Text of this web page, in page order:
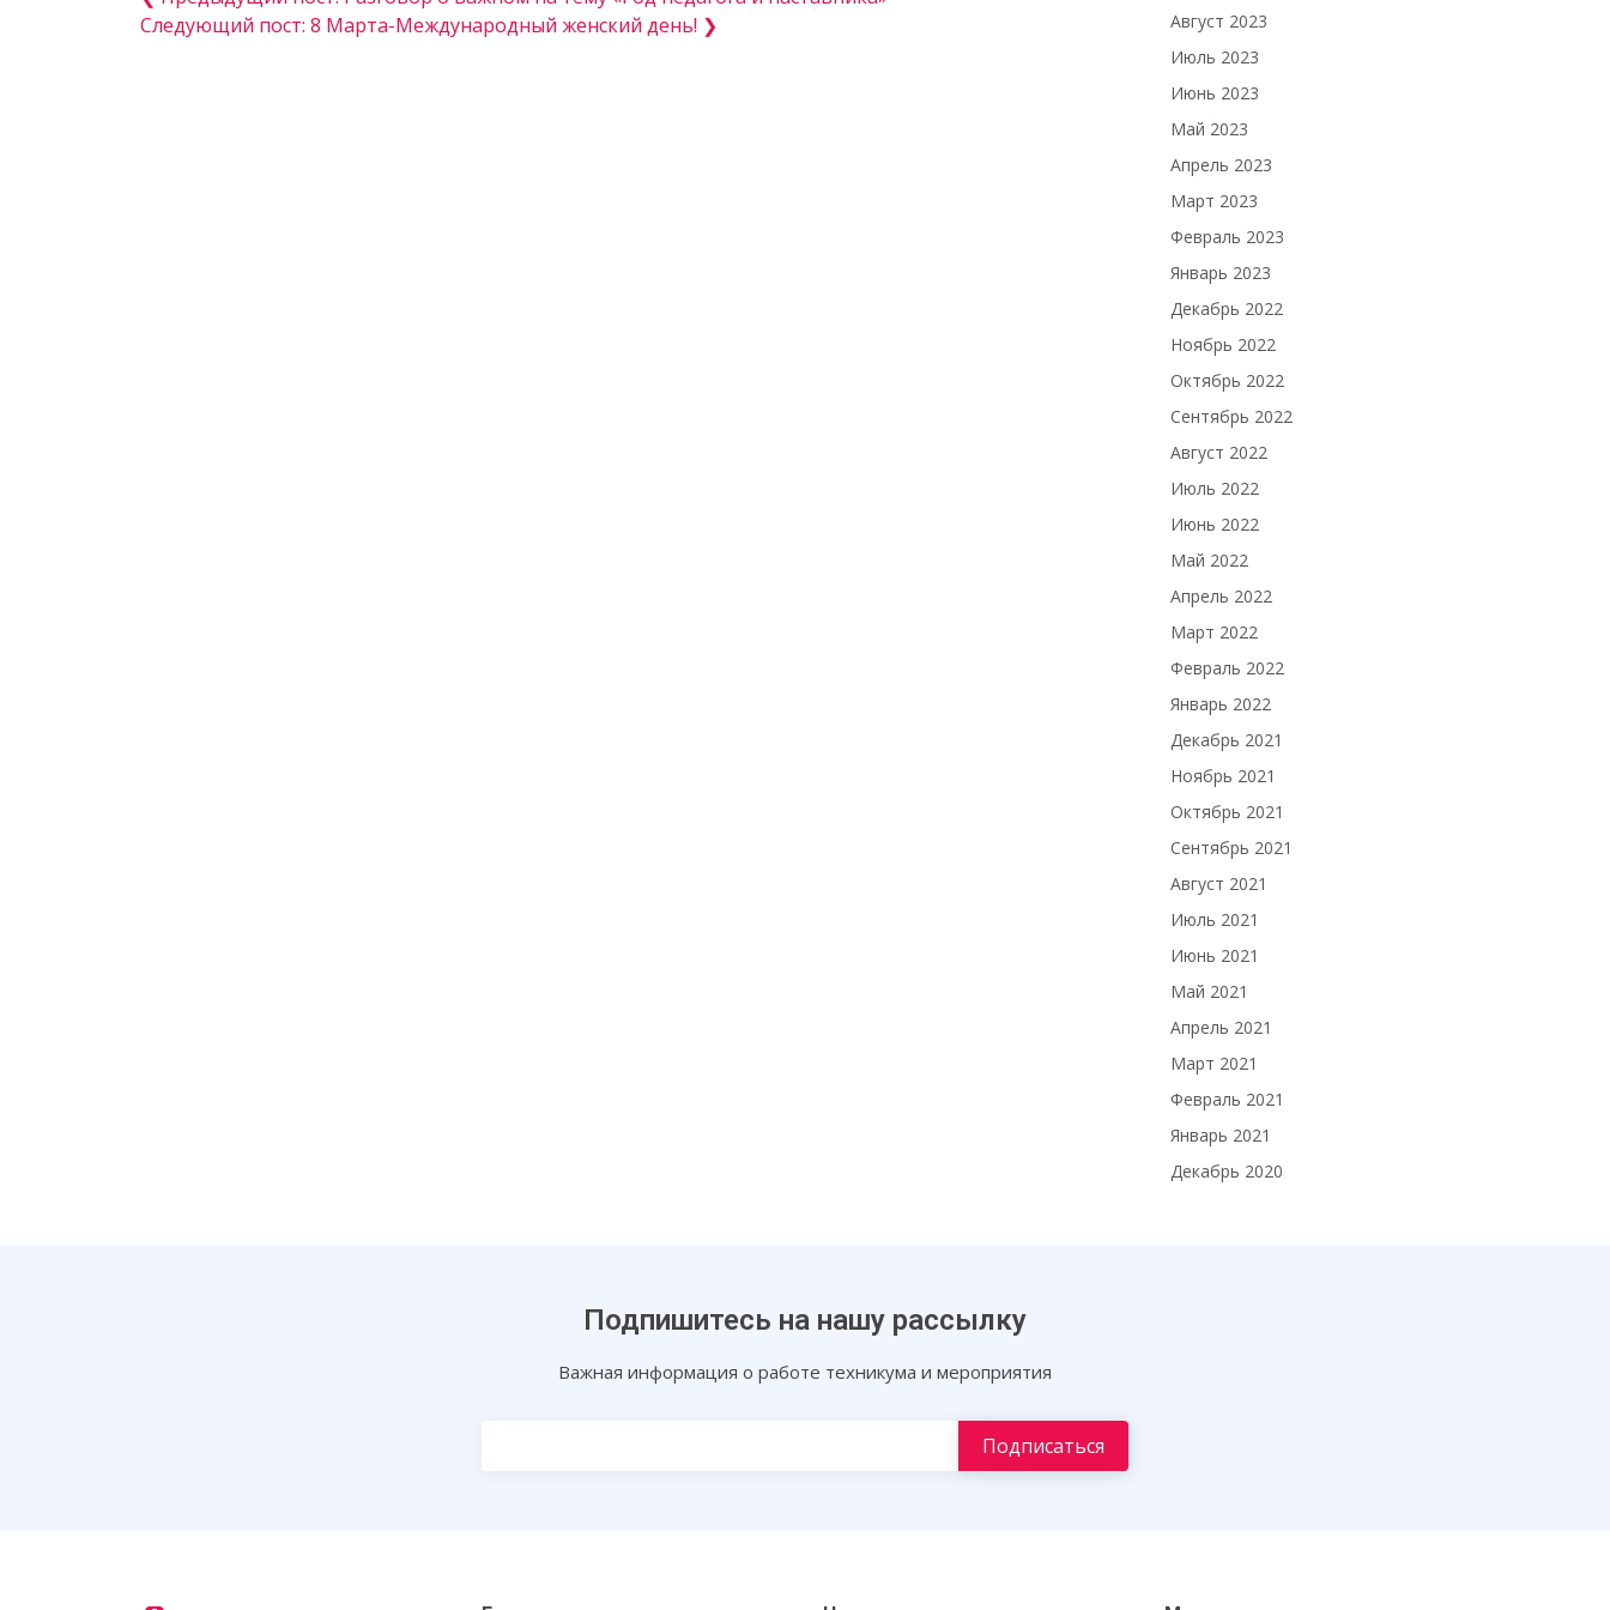
Следующий пост: 8 Марта-Международный женский день! ❯
Август 2023
Июль 2023
Июнь 2023
Май 2023
Апрель 2023
Март 2023
Февраль 2023
Январь 2023
Декабрь 2022
Ноябрь 2022
Октябрь 2022
Сентябрь 2022
Август 2022
Июль 2022
Июнь 2022
Май 2022
Апрель 2022
Март 2022
Февраль 2022
Январь 2022
Декабрь 2021
Ноябрь 2021
Октябрь 2021
Сентябрь 2021
Август 2021
Июль 2021
Июнь 2021
Май 2021
Апрель 2021
Март 2021
Февраль 2021
Январь 2021
Декабрь 2020
Подпишитесь на нашу рассылку
Важная информация о работе техникума и мероприятия